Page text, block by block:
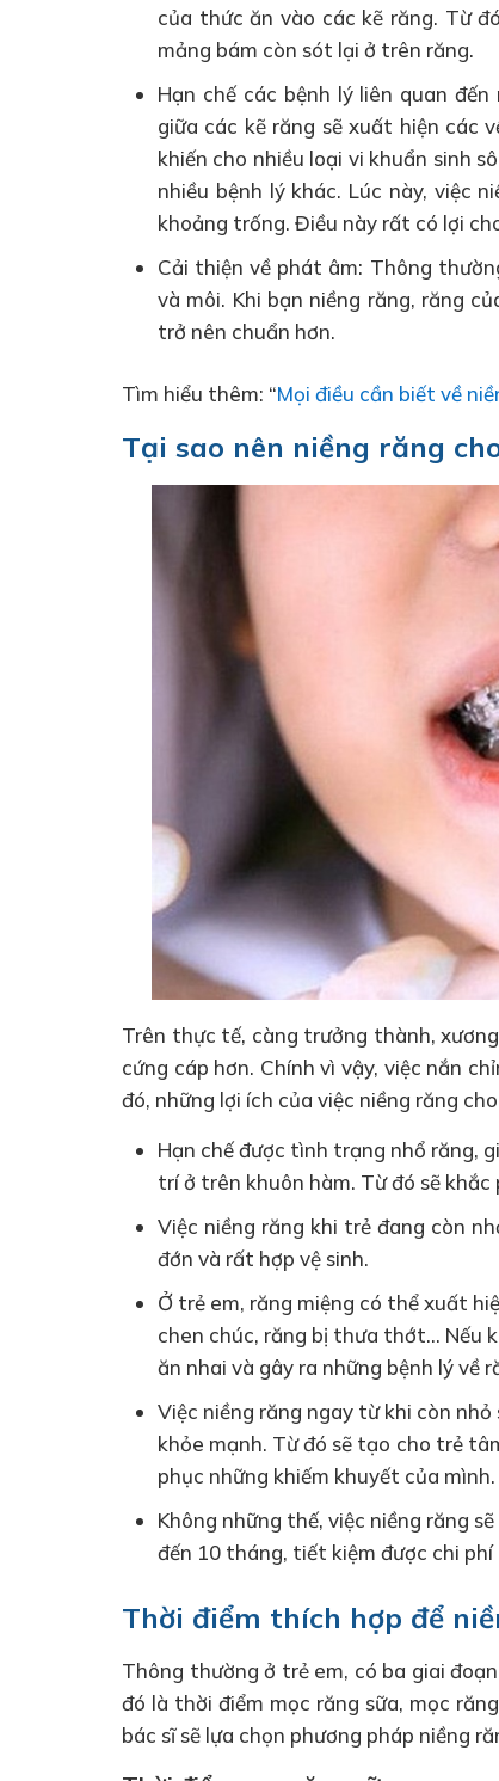
của thức ăn vào các kẽ răng. Từ
mảng bám còn sót lại ở trên răng.
Hạn chế các bệnh lý liên quan
giữa các kẽ răng sẽ xuất hiện các
khiến cho nhiều loại vi khuẩn sinh
nhiều bệnh lý khác. Lúc này, việc
khoảng trống. Điều này rất có lợi
Cải thiện về phát âm: Thông
và môi. Khi bạn niềng răng, răng
trở nên chuẩn hơn.
Tìm hiểu thêm: “Mọi điều cần biết về
Tại sao nên niềng răng
Trên thực tế, càng trưởng thành,
cứng cáp hơn. Chính vì vậy, việc nắn
đó, những lợi ích của việc niềng răng
Hạn chế được tình trạng nhổ răng,
trí ở trên khuôn hàm. Từ đó sẽ khắc
Việc niềng răng khi trẻ đang còn
đớn và rất hợp vệ sinh.
Ở trẻ em, răng miệng có thể xuất
chen chúc, răng bị thưa thớt… Nếu
ăn nhai và gây ra những bệnh lý về
Việc niềng răng ngay từ khi còn
khỏe mạnh. Từ đó sẽ tạo cho trẻ
phục những khiếm khuyết của mình.
Không những thế, việc niềng răng
đến 10 tháng, tiết kiệm được chi
Thời điểm thích hợp để
Thông thường ở trẻ em, có ba giai
đó là thời điểm mọc răng sữa, mọc
bác sĩ sẽ lựa chọn phương pháp niềng